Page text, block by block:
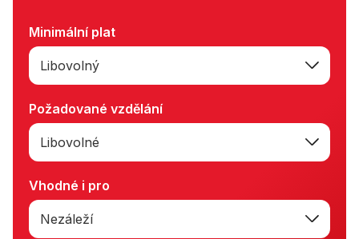
Minimální plat
Libovolný
Požadované vzdělání
Libovolné
Vhodné i pro
Nezáleží